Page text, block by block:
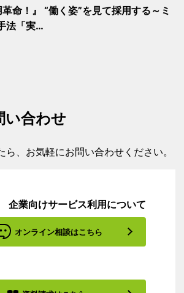
命！』 “働く姿”を見て採用する～ミ
法「実…
い合わせ
ら、お気軽にお問い合わせください。
企業向けサービス利用について
オンライン相談はこちら